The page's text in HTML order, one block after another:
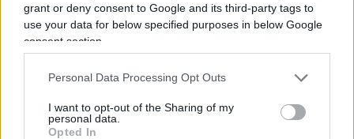
grant or deny consent to Google and its third-party tags to
use your data for below specified purposes in below Google
consent section.
Personal Data Processing Opt Outs
I want to opt-out of the Sharing of my
personal data.
Opted In
ispirazioni dall’attuale sinistra, che a suo dire, mai
come in questo momento sta dando il “meglio” di sé.
quando non supera l’indecenza, fino a quando non
offende e non è volgare. Una frase di Alexander
Pushkin lo accompagna da sempre: “Dove non arriva